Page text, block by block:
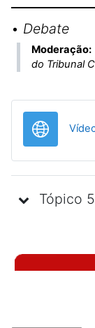
• Debate
do Tribunal
Tópico 5